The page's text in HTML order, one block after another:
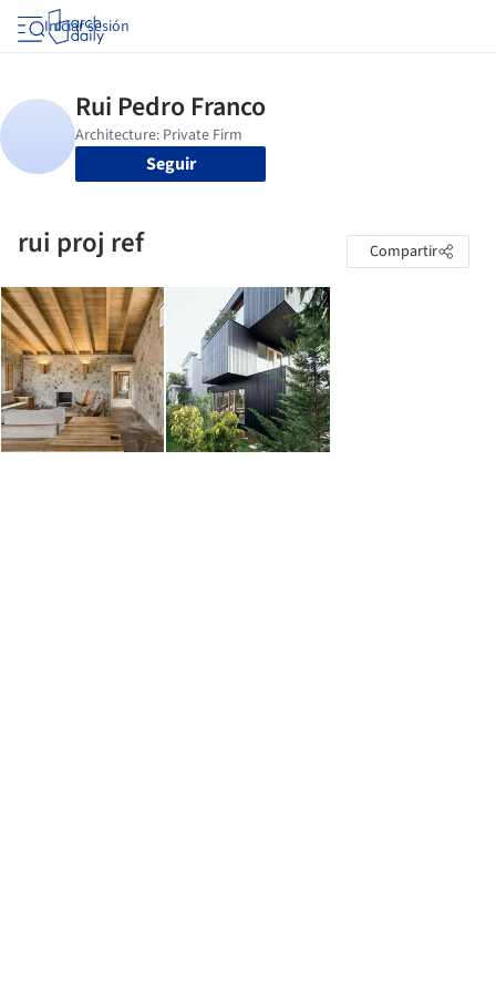
Iniciar sesión
Seguir
rui proj ref Compartir